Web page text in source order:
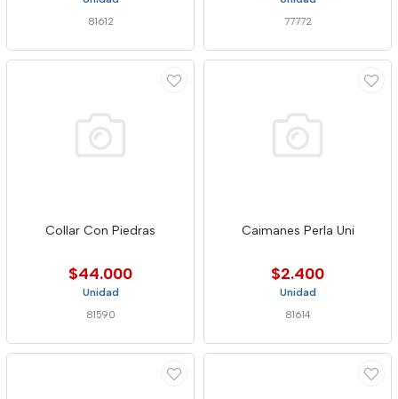
81612 77772
Collar Con Piedras
$44.000
Unidad
81590
Caimanes Perla Uni
$2.400
Unidad
81614